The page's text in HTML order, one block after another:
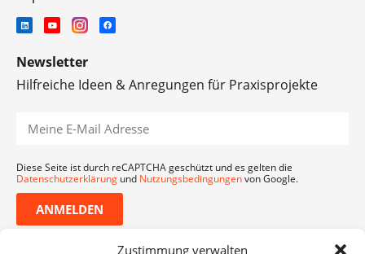
Zustimmung verwalten
Newsletter
Hilfreiche Ideen & Anregungen für Praxisprojekte
Diese Seite ist durch reCAPTCHA geschützt und es gelten die
Datenschutzerklärung und Nutzungsbedingungenvon Google.
ANMELDEN